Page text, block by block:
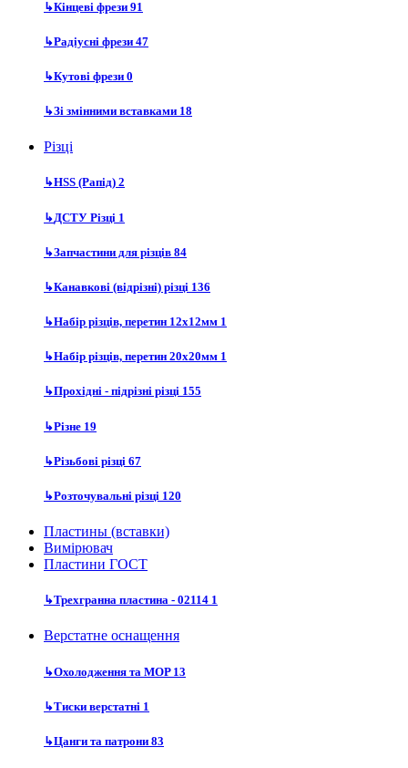
↳Кінцеві фрези 91
↳Радіусні фрези 47
↳Кутові фрези 0
↳Зі змінними вставками 18
Різці
↳HSS (Рапід) 2
↳ДСТУ Різці 1
↳Запчастини для різців 84
↳Канавкові (відрізні) різці 136
↳Набір різців, перетин 12х12мм 1
↳Набір різців, перетин 20х20мм 1
↳Прохідні - підрізні різці 155
↳Різне 19
↳Різьбові різці 67
↳Розточувальні різці 120
Пластины (вставки)
Вимірювач
Пластини ГОСТ
↳Трехгранна пластина - 02114 1
Верстатне оснащення
↳Охолодження та MOP 13
↳Тиски верстатні 1
↳Цанги та патрони 83